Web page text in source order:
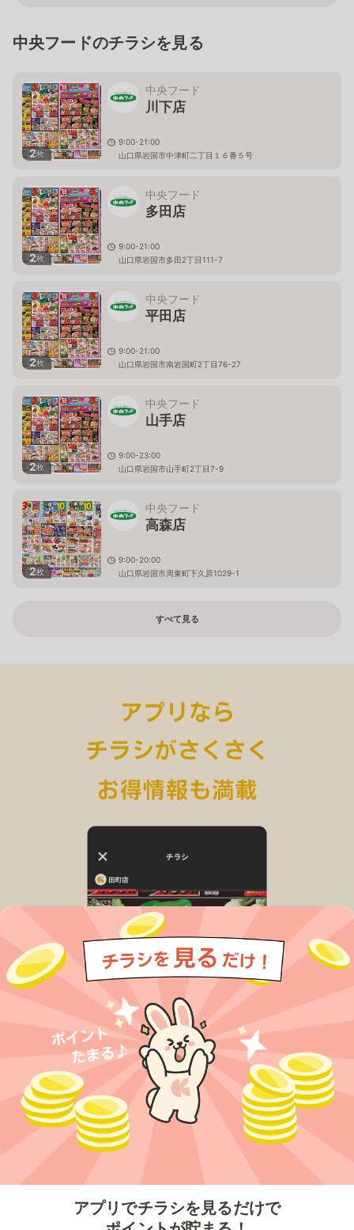
アプリでチラシを見るだけで
中央フードのチラシを見る
2枚
中央フード
川下店
9:00-21:00
山口県岩国市中津町二丁目１６番５号
2枚
中央フード
多田店
9:00-21:00
山口県岩国市多田2丁目111-7
2枚
中央フード
平田店
9:00-21:00
山口県岩国市南岩国町2丁目76-27
2枚
中央フード
山手店
9:00-23:00
山口県岩国市山手町2丁目7-9
2枚
中央フード
高森店
9:00-20:00
山口県岩国市周東町下久原1029-1
すべて見る